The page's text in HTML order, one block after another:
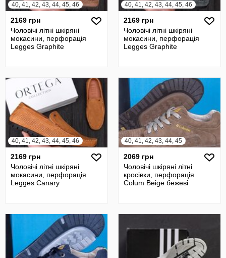
40, 41, 42, 43, 44, 45, 46
2169 грн
Чоловічі літні шкіряні
мокасини, перфорація
Legges Graphite
40, 41, 42, 43, 44, 45, 46
2169 грн
Чоловічі літні шкіряні
мокасини, перфорація
Legges Graphite
40, 41, 42, 43, 44, 45, 46
2169 грн
Чоловічі літні шкіряні
мокасини, перфорація
Legges Canary
40, 41, 42, 43, 44, 45
2069 грн
Чоловічі шкіряні літні
кросівки, перфорація
Colum Beige бежеві